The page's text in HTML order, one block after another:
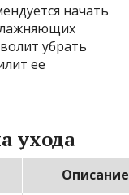
начать
убрать
ее
ухода
Описание